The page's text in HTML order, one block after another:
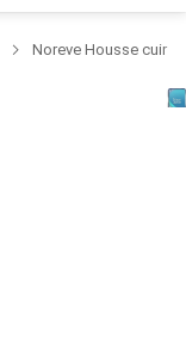
Noreve Housse cuir